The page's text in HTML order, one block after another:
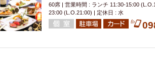
スペシャルディナー ホルモン(もつ) 炭火
インバル・イタリアンバール 食べ放題 動物
分煙 少人数貸切(15名以下から) 島野菜
60席 | 営業時間 : ランチ 11:30-15:00
23:00 (L.O.21:00) | 定休日 : 水